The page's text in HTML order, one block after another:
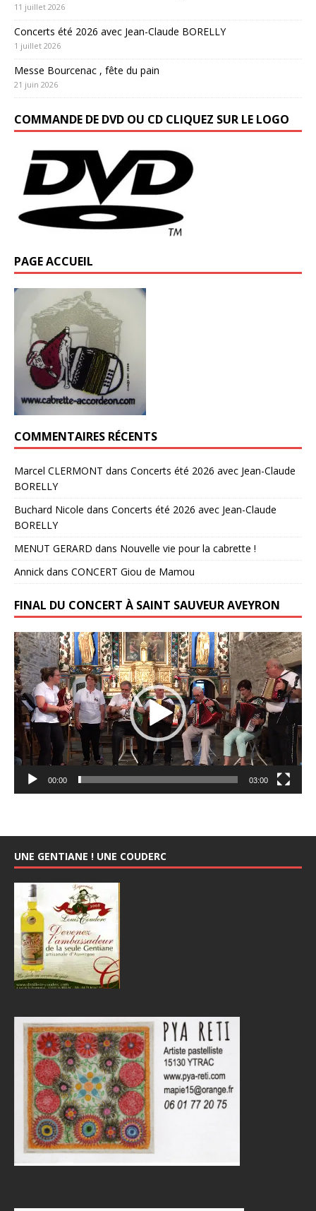
11 juillet 2026
Concerts été 2026 avec Jean-Claude BORELLY
1 juillet 2026
Messe Bourcenac , fête du pain
21 juin 2026
COMMANDE DE DVD OU CD CLIQUEZ SUR LE LOGO
PAGE ACCUEIL
COMMENTAIRES RÉCENTS
Marcel CLERMONT dans Concerts été 2026 avec Jean-Claude
BORELLY
Buchard Nicole dans Concerts été 2026 avec Jean-Claude
BORELLY
MENUT GERARD dans Nouvelle vie pour la cabrette !
Annick dans CONCERT Giou de Mamou
FINAL DU CONCERT À SAINT SAUVEUR AVEYRON
Lecteur
vidéo
00:00 03:00
UNE GENTIANE ! UNE COUDERC